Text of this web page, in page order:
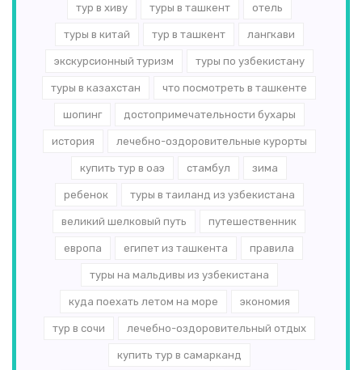
тур в хиву туры в ташкент отель
туры в китай тур в ташкент лангкави
экскурсионный туризм туры по узбекистану
туры в казахстан что посмотреть в ташкенте
шопинг достопримечательности бухары
история лечебно-оздоровительные курорты
купить тур в оаэ стамбул зима
ребенок туры в таиланд из узбекистана
великий шелковый путь путешественник
европа египет из ташкента правила
туры на мальдивы из узбекистана
куда поехать летом на море экономия
тур в сочи лечебно-оздоровительный отдых
купить тур в самарканд